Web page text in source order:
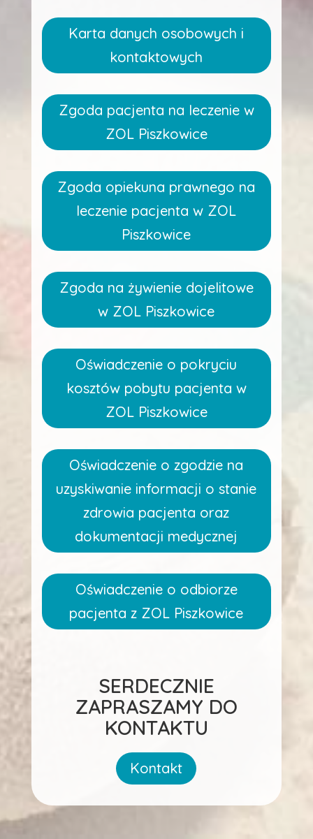
Karta danych osobowych i
kontaktowych
Zgoda pacjenta na leczenie w
ZOL Piszkowice
Zgoda opiekuna prawnego na
leczenie pacjenta w ZOL
Piszkowice
Zgoda na żywienie dojelitowe
w ZOL Piszkowice
Oświadczenie o pokryciu
kosztów pobytu pacjenta w
ZOL Piszkowice
Oświadczenie o zgodzie na
uzyskiwanie informacji o stanie
zdrowia pacjenta oraz
dokumentacji medycznej
Oświadczenie o odbiorze
pacjenta z ZOL Piszkowice
SERDECZNIE
ZAPRASZAMY DO
KONTAKTU
Kontakt